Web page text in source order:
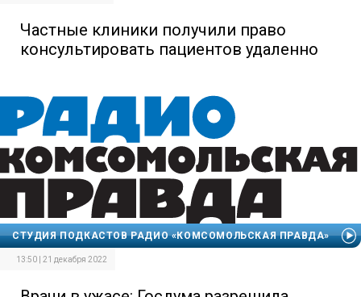
Частные клиники получили право
консультировать пациентов удаленно
СТУДИЯ ПОДКАСТОВ РАДИО «КОМСОМОЛЬСКАЯ ПРАВДА»
13:50 | 21 декабря 2022